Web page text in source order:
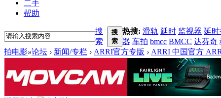
二手
帮助
搜
索
搜
索
热搜: 滑轨 延时 监视器 延
器 车拍 bmcc BMCC 达芬奇
拍电影»论坛 › 新闻/专栏 › ARRI官方专版 › ARRI 中国官方